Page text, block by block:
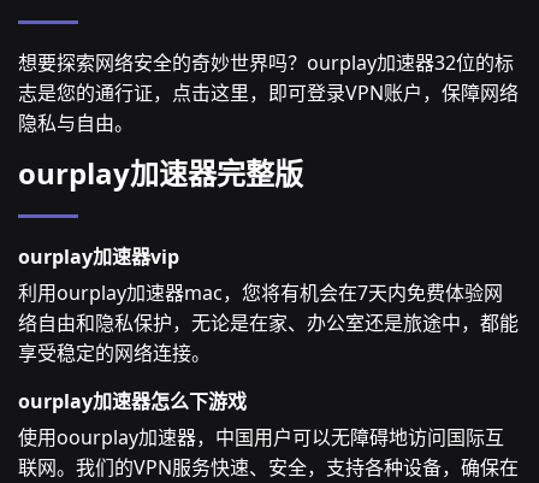
想要探索网络安全的奇妙世界吗？ourplay加速器32位的标
志是您的通行证，点击这里，即可登录VPN账户，保障网络
隐私与自由。
ourplay加速器完整版
ourplay加速器vip
利用ourplay加速器mac，您将有机会在7天内免费体验网
络自由和隐私保护，无论是在家、办公室还是旅途中，都能
享受稳定的网络连接。
ourplay加速器怎么下游戏
使用oourplay加速器，中国用户可以无障碍地访问国际互
联网。我们的VPN服务快速、安全，支持各种设备，确保在